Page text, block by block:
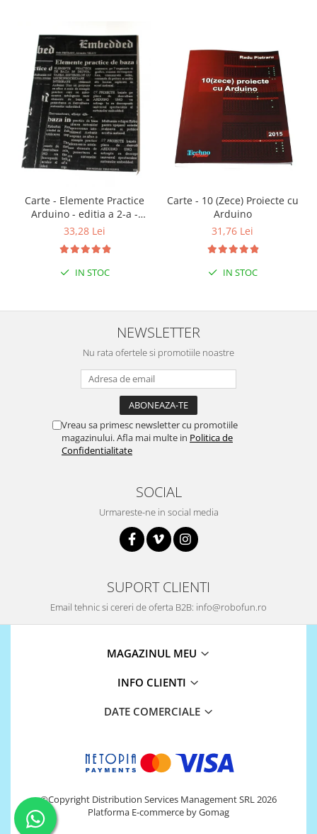
Carte - Elemente Practice
Arduino - editia a 2-a -
limba romana
33,28 Lei
IN STOC
Carte - 10 (Zece) Proiecte cu
Arduino
31,76 Lei
IN STOC
NEWSLETTER
Nu rata ofertele si promotiile noastre
Vreau sa primesc newsletter cu promotiile
magazinului. Afla mai multe in Politica de
Confidentialitate
SOCIAL
Urmareste-ne in social media
SUPORT CLIENTI
Email tehnic si cereri de oferta B2B: info@robofun.ro
MAGAZINUL MEU
INFO CLIENTI
DATE COMERCIALE
©Copyright Distribution Services Management SRL 2026
Platforma E-commerce by Gomag